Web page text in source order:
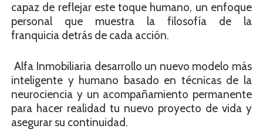
capaz de reflejar este toque humano, un enfoque
personal que muestra la filosofía de la
franquicia detrás de cada acción.
Alfa Inmobiliaria desarrollo un nuevo modelo más
inteligente y humano basado en técnicas de la
neurociencia y un acompañamiento permanente
para hacer realidad tu nuevo proyecto de vida y
asegurar su continuidad.